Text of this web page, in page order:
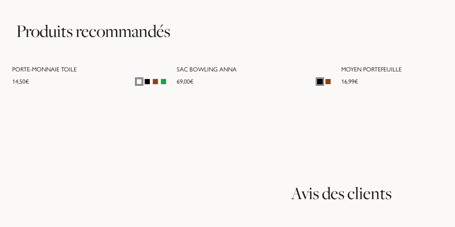
Produits recommandés
PORTE-MONNAIE TOILE
14,50€
SAC BOWLING ANNA
69,00€
MOYEN PORTEFEUILLE
16,99€
Avis des clients